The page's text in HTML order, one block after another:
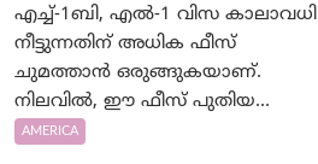
എച്ച്-1ബി, എൽ-1 വിസ കാലാവധി
നീട്ടുന്നതിന് അധിക ഫീസ്
ചുമത്താൻ ഒരുങ്ങുകയാണ്.
നിലവിൽ, ഈ ഫീസ് പുതിയ...
AMERICA